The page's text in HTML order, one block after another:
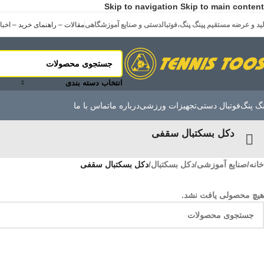
Skip to navigation Skip to main content
و عرضه مستقیم پینگ پنگ،فوتبالدستی و صنایع آموزشگاهیمقالات – راهنمای خرید –
انتخاب دسته بندی
پنگفوتبال دستیتجهیزات ورزشیدرباره ماتماس با ما
دکل بسکتبال سقفی
خانه/صنایع آموزشی/دکل بسکتبال/دکل بسکتبال سقفی
هیچ محصولی یافت نشد.